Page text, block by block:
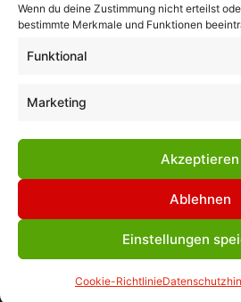
Wenn du deine Zustimmung nicht erteilst
bestimmte Merkmale und Funktionen
Funktional
Marketing
Akzeptieren
Ablehnen
Einstellungen
Cookie-Richtlinie
Impressum
Braunschweig